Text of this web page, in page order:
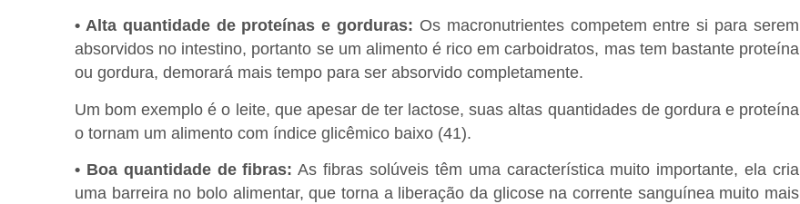
• Alta quantidade de proteínas e gorduras: Os macronutrientes competem entre si para serem
absorvidos no intestino, portanto se um alimento é rico em carboidratos, mas tem bastante proteína
ou gordura, demorará mais tempo para ser absorvido completamente.
Um bom exemplo é o leite, que apesar de ter lactose, suas altas quantidades de gordura e proteína
o tornam um alimento com índice glicêmico baixo (41).
• Boa quantidade de fibras: As fibras solúveis têm uma característica muito importante, ela cria
uma barreira no bolo alimentar, que torna a liberação da glicose na corrente sanguínea muito mais